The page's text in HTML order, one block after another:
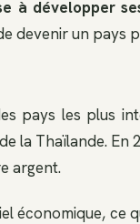
à développer
devenir un pays
pays les plus
la Thaïlande. En
argent.
économique, ce